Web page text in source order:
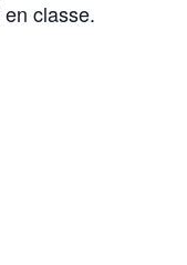
classe.